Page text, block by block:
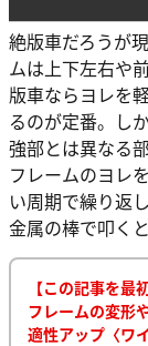
絶版車だろうが
ムは上下左右や
版車ならヨレを
るのが定番。し
強部とは異なる
フレームのヨレ
い周期で繰り返
金属の棒で叩く
【この記事を最
フレームの変形
適性アップ〈ワ